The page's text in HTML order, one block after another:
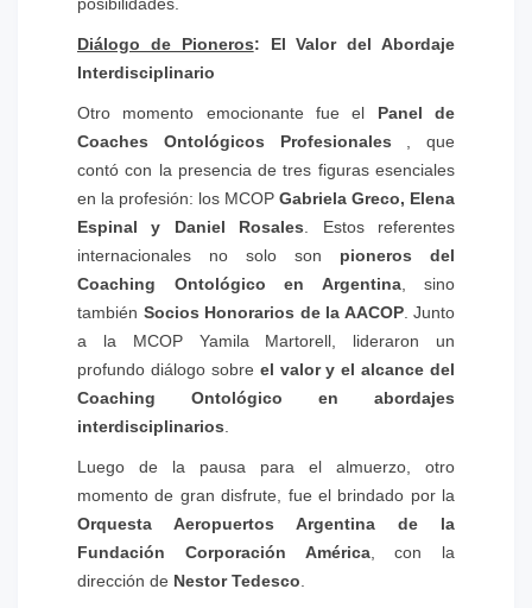
Diálogo de Pioneros: El Valor del Abordaje
Interdisciplinario
Otro momento emocionante fue el Panel de
Coaches Ontológicos Profesionales , que
contó con la presencia de tres figuras esenciales
en la profesión: los MCOP Gabriela Greco, Elena
Espinal y Daniel Rosales . Estos referentes
internacionales no solo son pioneros del
Coaching Ontológico en Argentina, sino
también Socios Honorarios de la AACOP. Junto
a la MCOP Yamila Martorell, lideraron un
profundo diálogo sobre el valor y el alcance del
Coaching Ontológico en abordajes
interdisciplinarios
Luego de la pausa para el almuerzo, otro
momento de gran disfrute, fue el brindado por la
Orquesta Aeropuertos Argentina de la
Fundación Corporación América, con la
dirección de Nestor Tedesco